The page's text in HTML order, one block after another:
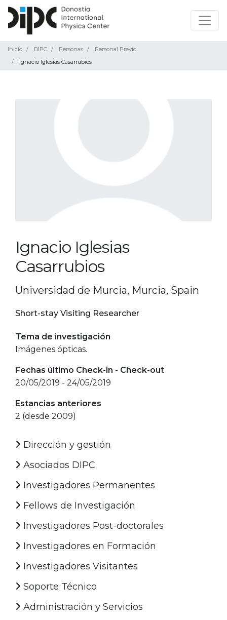
Inicio DIPC Personas
Personal Previo
Ignacio Iglesias Casarrubios
Ignacio Iglesias
Casarrubios
Universidad de Murcia, Murcia, Spain
Short-stay Visiting Researcher
Tema de investigación
Imágenes ópticas.
Fechas último Check-in - Check-out
20/05/2019 - 24/05/2019
Estancias anteriores
2 (desde 2009)
Dirección y gestión
Asociados DIPC
Investigadores Permanentes
Fellows de Investigación
Investigadores Post-doctorales
Investigadores en Formación
Investigadores Visitantes
Soporte Técnico
Administración y Servicios